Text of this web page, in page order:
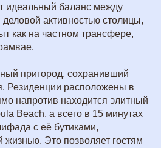
идеальный баланс между
активностью столицы,
как на частном трансфере,
пригород, сохранивший
Резиденции расположены в
напротив находится элитный
Beach, а всего в 15 минутах
с её бутиками,
жизнью. Это позволяет гостям